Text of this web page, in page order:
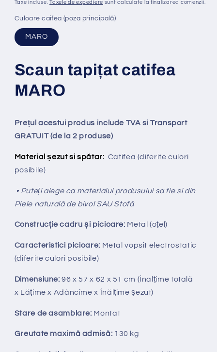
Taxe incluse.Taxele de expediere sunt calculate la finalizarea comenzii.
Culoare caifea (poza principală)
MARO
Scaun tapițat catifea
MARO
Prețul acestui produs include TVA si Transport
GRATUIT (de la 2 produse)
Material șezut si spătar: Catifea (diferite culori
posibile)
• Puteți alege ca materialul produsului sa fie si din
Piele naturală de bivol SAU Stofă
Construcție cadru și picioare: Metal (oțel)
Caracteristici picioare: Metal vopsit electrostatic
(diferite culori posibile)
Dimensiune: 96 x 57 x 62 x 51 cm (Înalțime totală
x Lățime x Adâncime x Înălțime șezut)
Stare de asamblare: Montat
Greutate maximă admisă: 130 kg